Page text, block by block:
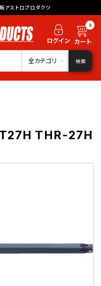
アストロプロダクツ
0
全カテゴリ 検索
T27H THR-27H